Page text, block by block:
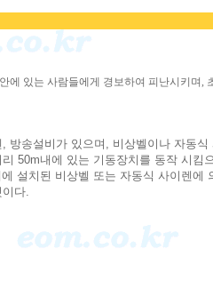
있는 사람들에게 경보하여 피난시키며,
방송설비가 있으며, 비상벨이나 자동식
50m내에 있는 기동장치를 동작 시킴
설치된 비상벨 또는 자동식 사이렌에
다.